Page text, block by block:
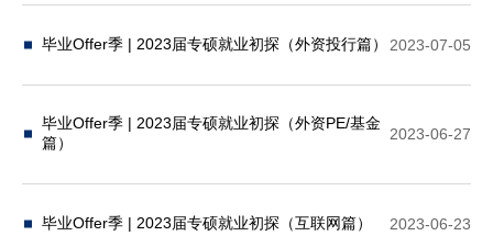
毕业Offer季 | 2023届专硕就业初探（外资投行篇） 2023-07-05
毕业Offer季 | 2023届专硕就业初探（外资PE/基金
篇）
2023-06-27
毕业Offer季 | 2023届专硕就业初探（互联网篇） 2023-06-23